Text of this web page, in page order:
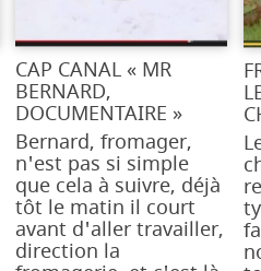
CAP CANAL « MR
BERNARD,
DOCUMENTAIRE »
Bernard, fromager,
n'est pas si simple
que cela à suivre, déjà
tôt le matin il court
avant d'aller travailler,
direction la